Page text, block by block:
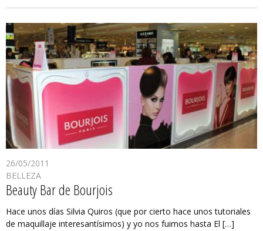
26/05/2011
BELLEZA
Beauty Bar de Bourjois
Hace unos días Silvia Quiros (que por cierto hace unos tutoriales
de maquillaje interesantísimos) y yo nos fuimos hasta El […]